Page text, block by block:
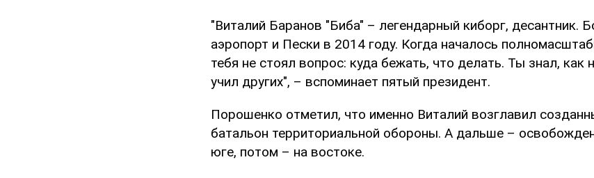
"Виталий Баранов "Биба" – легендарный киборг, десантник.
аэропорт и Пески в 2014 году. Когда началось
тебя не стоял вопрос: куда бежать, что делать. Ты знал,
учил других", – вспоминает пятый президент.
Порошенко отметил, что именно Виталий возглавил
батальон территориальной обороны. А дальше –
юге, потом – на востоке.